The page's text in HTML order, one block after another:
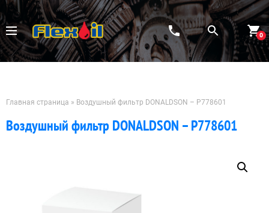
Перейти
к
содержимому
0
Главная страница » Воздушный фильтр DONALDSON – P778601
Воздушный фильтр DONALDSON – P778601